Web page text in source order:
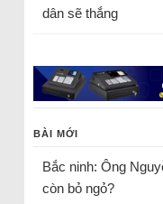
dân sẽ thắng
BÀI MỚI
Bắc ninh: Ông
còn bỏ ngỏ?